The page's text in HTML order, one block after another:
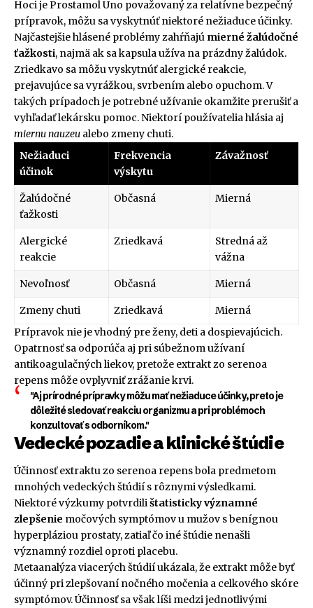
Hoci je Prostamol Uno považovaný za relatívne bezpečný
prípravok, môžu sa vyskytnúť niektoré nežiaduce účinky.
Najčastejšie hlásené problémy zahŕňajú mierné žalúdočné
ťažkosti, najmä ak sa kapsula užíva na prázdny žalúdok.
Zriedkavo sa môžu vyskytnúť alergické reakcie,
prejavujúce sa vyrážkou, svrbením alebo opuchom. V
takých prípadoch je potrebné užívanie okamžite prerušiť a
vyhľadať lekársku pomoc. Niektorí používatelia hlásia aj
miernu nauzeu alebo zmeny chuti.
Nežiaduci
účinok
Frekvencia
výskytu
Závažnosť
Žalúdočné
ťažkosti
Občasná Mierná
Alergické
reakcie
Zriedkavá
Stredná až
vážna
Nevoľnosť Občasná Mierná
Zmeny chuti Zriedkavá
Mierná
Prípravok nie je vhodný pre ženy, deti a dospievajúcich.
Opatrnosť sa odporúča aj pri súbežnom užívaní
antikoagulačných liekov, pretože extrakt zo serenoa
repens môže ovplyvniť zrážanie krvi.
"Aj prírodné prípravky môžu mať nežiaduce účinky, preto je
dôležité sledovať reakciu organizmu a pri problémoch
konzultovať s odborníkom."
Vedecké pozadie a klinické štúdie
Účinnosť extraktu zo serenoa repens bola predmetom
mnohých vedeckých štúdií s rôznymi výsledkami.
Niektoré výzkumy potvrdilištatisticky významné
zlepšenie močových symptómov u mužov s benígnou
hyperpláziou prostaty, zatiaľ čo iné štúdie nenašli
významný rozdiel oproti placebu.
Metaanalýza viacerých štúdií ukázala, že extrakt môže byť
účinný pri zlepšovaní nočného močenia a celkového skóre
symptómov. Účinnosť sa však líši medzi jednotlivými